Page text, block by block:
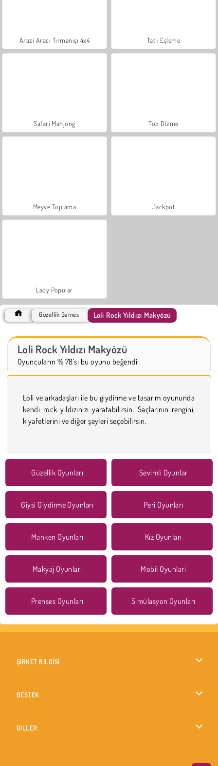
Arazi Aracı Tırmanışı 4x4 Tatlı Eşleme
Safari Mahjong Top Dizme
Meyve Toplama Jackpot
Lady Popular
Güzellik Games Loli Rock Yıldızı Makyözü
Loli Rock Yıldızı Makyözü
Oyuncuların % 78'sı bu oyunu beğendi
Loli ve arkadaşları ile bu giydirme ve tasarım oyununda
kendi rock yıldızınızı yaratabilirsin. Saçlarının rengini,
kıyafetlerini ve diğer şeyleri seçebilirsin.
Güzellik Oyunları Sevimli Oyunlar
Giysi Giydirme Oyunları Peri Oyunları
Manken Oyunları Kız Oyunları
Makyaj Oyunları Mobil Oyunlari
Prenses Oyunları Simülasyon Oyunları
ŞİRKET BİLGİSİ
DESTEK
DİLLER